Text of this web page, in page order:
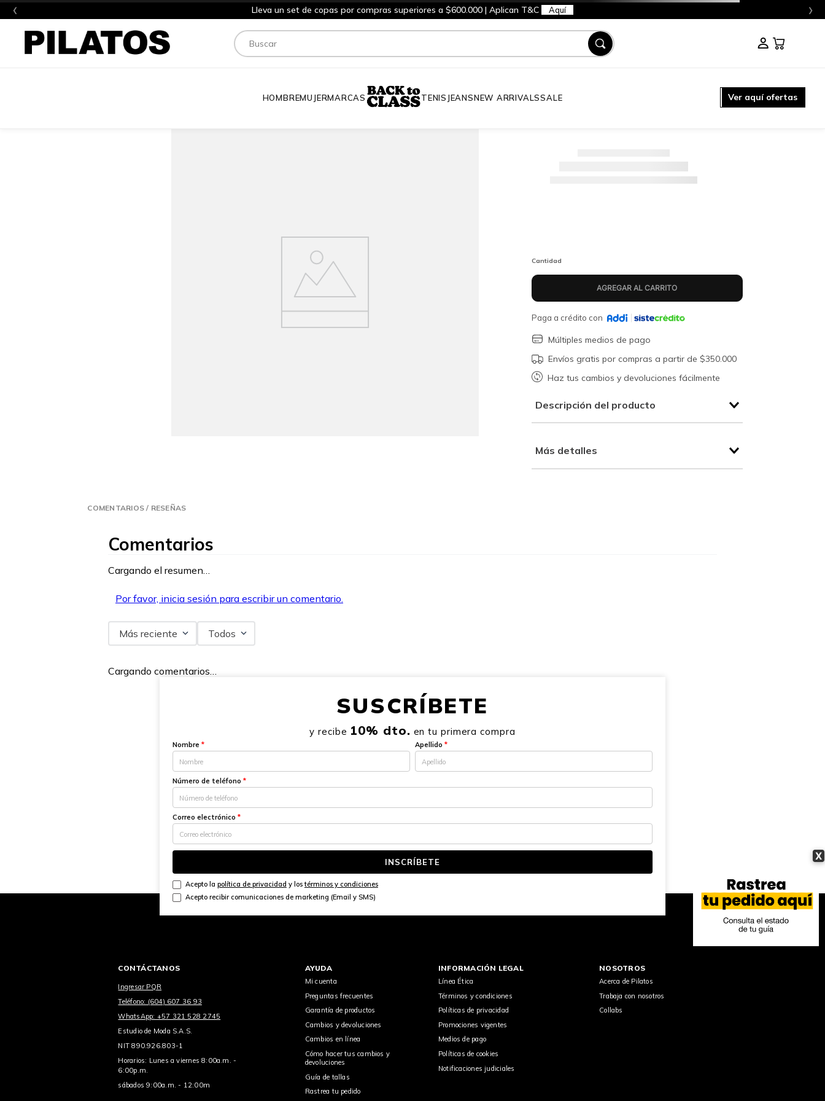
‹ Lleva un set de copas por compras superiores a $600.000 | Aplican T&C Aquí ›
Buscar
HOMBREMUJERMARCAS TENIS JEANSNEW ARRIVALSSALE Ver aquí ofertas
X
Cantidad
Paga a crédito con
Múltiples medios de pago
Envíos gratis por compras a partir de $350.000
Haz tus cambios y devoluciones fácilmente
Descripción del producto
Más detalles
COMENTARIOS / RESEÑAS
Comentarios
Cargando el resumen…
Por favor, inicia sesión para escribir un comentario.
Más reciente Todos
Cargando comentarios…
SUSCRÍBETE
y recibe 10% dto. en tu primera compra
Nombre * Apellido *
Número de teléfono *
Correo electrónico *
INSCRÍBETE
Acepto la política de privacidad y lostérminos y condiciones
Acepto recibir comunicaciones de marketing (Email y SMS)
CONTÁCTANOS
Ingresar PQR
Teléfono: (604) 607 36 93
WhatsApp: +57 321 528 2745
Estudio de Moda S.A.S.
NIT 890.926.803-1
Horarios: Lunes a viernes 8:00a.m. -
6:00p.m.
sábados 9:00a.m. - 12:00m
AYUDA
Mi cuenta
Preguntas frecuentes
Garantía de productos
Cambios y devoluciones
Cambios en línea
Cómo hacer tus cambios y
devoluciones
Guía de tallas
Rastrea tu pedido
INFORMACIÓN LEGAL
Línea Ética
Términos y condiciones
Políticas de privacidad
Promociones vigentes
Medios de pago
Políticas de cookies
Notificaciones judiciales
NOSOTROS
Acerca de Pilatos
Trabaja con nosotros
Collabs